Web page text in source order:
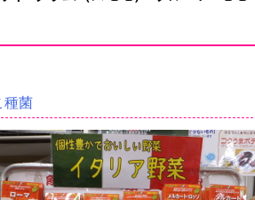
種菌